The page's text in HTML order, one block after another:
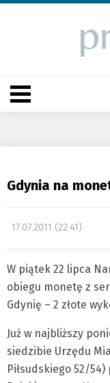
Gdynia na
17.07.2011 (22:41)
W piątek 22 lipca
obiegu monetę z
Gdynię – 2 złote
Już w najbliższy
siedzibie Urzędu
Piłsudskiego 52/